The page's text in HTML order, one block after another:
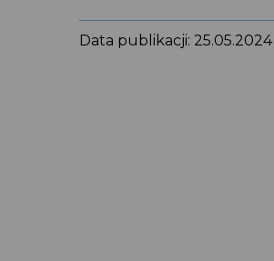
Data publikacji: 25.05.2024